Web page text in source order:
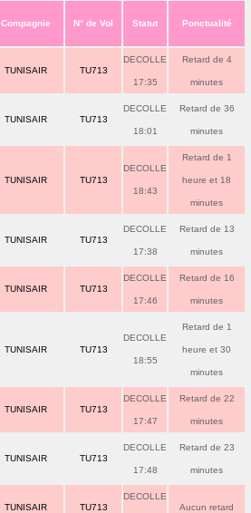
Compagnie N° de Vol Statut Ponctualité
TUNISAIR TU713
DECOLLE
17:35
Retard de 4
minutes
TUNISAIR TU713
DECOLLE
18:01
Retard de 36
minutes
TUNISAIR TU713
DECOLLE
18:43
Retard de 1
heure et 18
minutes
TUNISAIR TU713
DECOLLE
17:38
Retard de 13
minutes
TUNISAIR TU713
DECOLLE
17:46
Retard de 16
minutes
TUNISAIR TU713
DECOLLE
18:55
Retard de 1
heure et 30
minutes
TUNISAIR TU713
DECOLLE
17:47
Retard de 22
minutes
TUNISAIR TU713
DECOLLE
17:48
Retard de 23
minutes
TUNISAIR TU713
DECOLLE
Aucun retard